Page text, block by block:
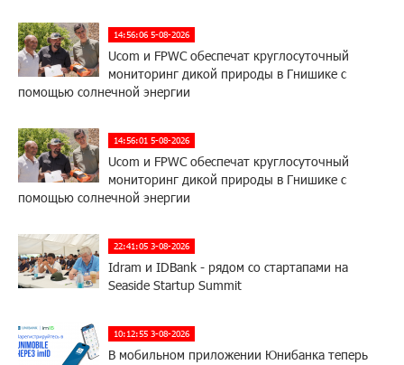
14:56:06 5-08-2026
Ucom и FPWC обеспечат круглосуточный
мониторинг дикой природы в Гнишике с
помощью солнечной энергии
14:56:01 5-08-2026
Ucom и FPWC обеспечат круглосуточный
мониторинг дикой природы в Гнишике с
помощью солнечной энергии
22:41:05 3-08-2026
Idram и IDBank - рядом со стартапами на
Seaside Startup Summit
10:12:55 3-08-2026
В мобильном приложении Юнибанка теперь